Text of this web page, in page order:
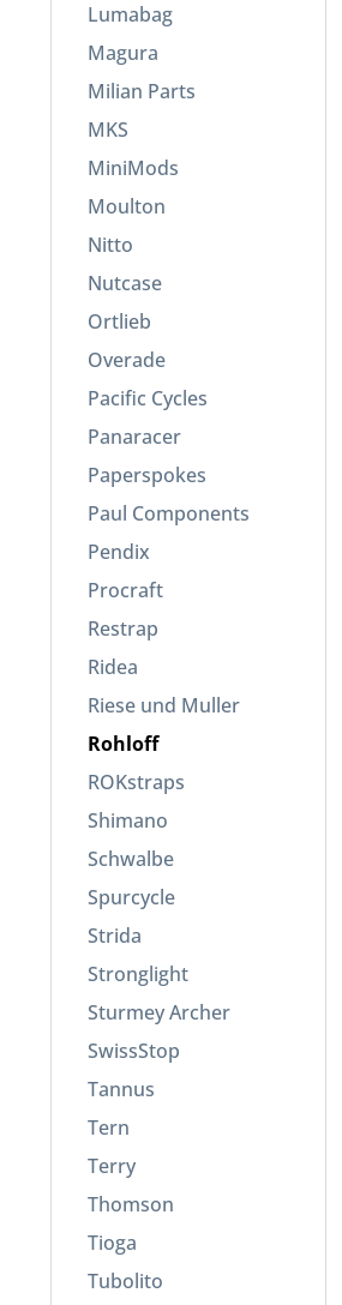
Lumabag
Magura
Milian Parts
MKS
MiniMods
Moulton
Nitto
Nutcase
Ortlieb
Overade
Pacific Cycles
Panaracer
Paperspokes
Paul Components
Pendix
Procraft
Restrap
Ridea
Riese und Muller
Rohloff
ROKstraps
Shimano
Schwalbe
Spurcycle
Strida
Stronglight
Sturmey Archer
SwissStop
Tannus
Tern
Terry
Thomson
Tioga
Tubolito